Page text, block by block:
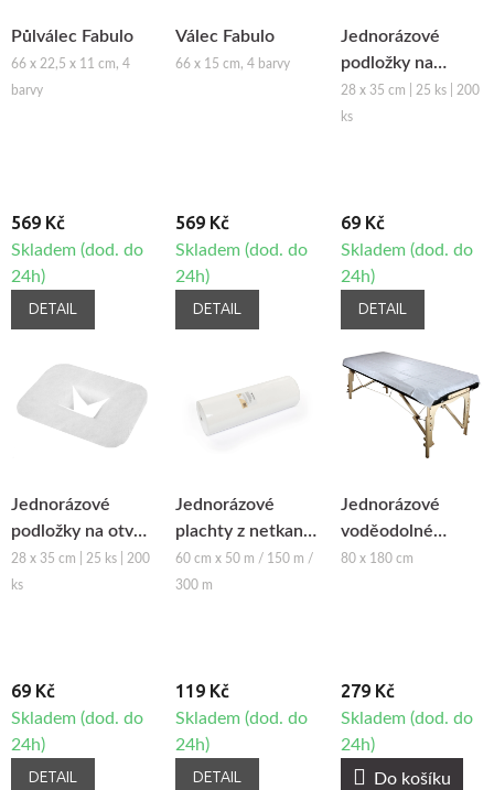
Půlválec Fabulo
66 x 22,5 x 11 cm, 4
barvy
569 Kč
Skladem (dod. do
24h)
DETAIL
Válec Fabulo
66 x 15 cm, 4 barvy
569 Kč
Skladem (dod. do
24h)
DETAIL
Jednorázové
podložky na
podhlavník z
netkané textilie
28 x 35 cm | 25 ks | 200
ks
69 Kč
Skladem (dod. do
24h)
DETAIL
Jednorázové
podložky na otvor
obličeje z netkané
textilie Fabulo
28 x 35 cm | 25 ks | 200
ks
69 Kč
Skladem (dod. do
24h)
DETAIL
Jednorázové
plachty z netkané
textilie Fabulo v
roli, 60cm
60 cm x 50 m / 150 m /
300 m
119 Kč
Skladem (dod. do
24h)
DETAIL
Jednorázové
voděodolné
plachty Fabulo,
80 x 180 cm
279 Kč
Skladem (dod. do
24h)
Do košíku